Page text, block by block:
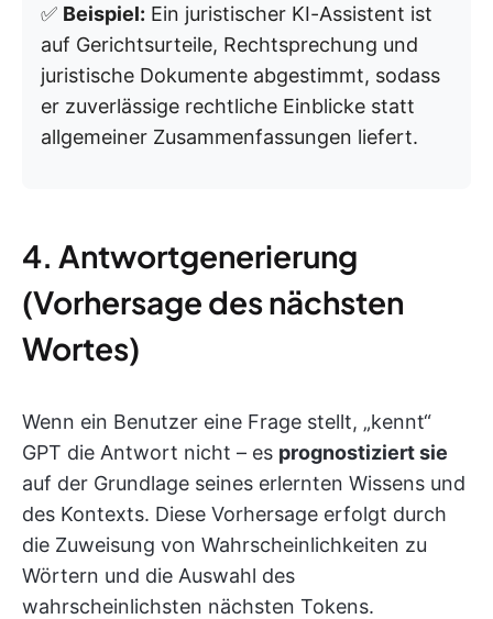
✅ Beispiel: Ein juristischer KI-Assistent ist
auf Gerichtsurteile, Rechtsprechung und
juristische Dokumente abgestimmt, sodass
er zuverlässige rechtliche Einblicke statt
allgemeiner Zusammenfassungen liefert.
4. Antwortgenerierung
(Vorhersage des nächsten
Wortes)
Wenn ein Benutzer eine Frage stellt, „kennt“
GPT die Antwort nicht – es prognostiziert sie
auf der Grundlage seines erlernten Wissens und
des Kontexts. Diese Vorhersage erfolgt durch
die Zuweisung von Wahrscheinlichkeiten zu
Wörtern und die Auswahl des
wahrscheinlichsten nächsten Tokens.